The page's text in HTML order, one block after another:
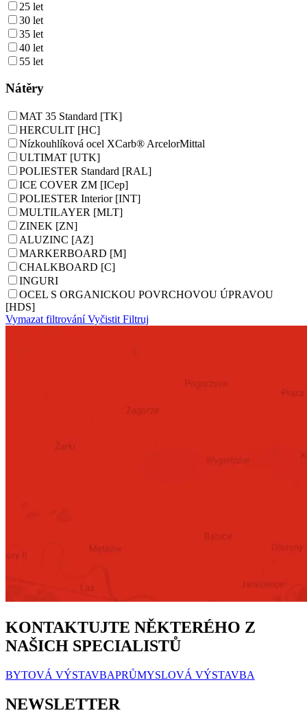
25 let
30 let
35 let
40 let
55 let
Nátěry
MAT 35 Standard [TK]
HERCULIT [HC]
Nízkouhlíková ocel XCarb® ArcelorMittal
ULTIMAT [UTK]
POLIESTER Standard [RAL]
ICE COVER ZM [ICep]
POLIESTER Interior [INT]
MULTILAYER [MLT]
ZINEK [ZN]
ALUZINC [AZ]
MARKERBOARD [M]
CHALKBOARD [C]
INGURI
OCEL S ORGANICKOU POVRCHOVOU ÚPRAVOU
[HDS]
Vymazat filtrování Vyčistit Filtruj
KONTAKTUJTE NĚKTERÉHO Z
NAŠICH SPECIALISTŮ
BYTOVÁ VÝSTAVBAPRŮMYSLOVÁ VÝSTAVBA
NEWSLETTER